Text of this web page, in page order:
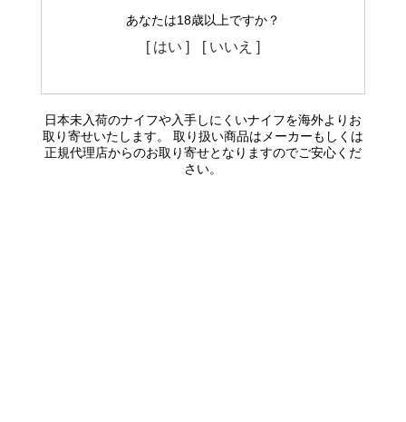
あなたは18歳以上ですか？
[ はい ] [ いいえ ]
日本未入荷のナイフや入手しにくいナイフを海外よりお
取り寄せいたします。 取り扱い商品はメーカーもしくは
正規代理店からのお取り寄せとなりますのでご安心くだ
さい。